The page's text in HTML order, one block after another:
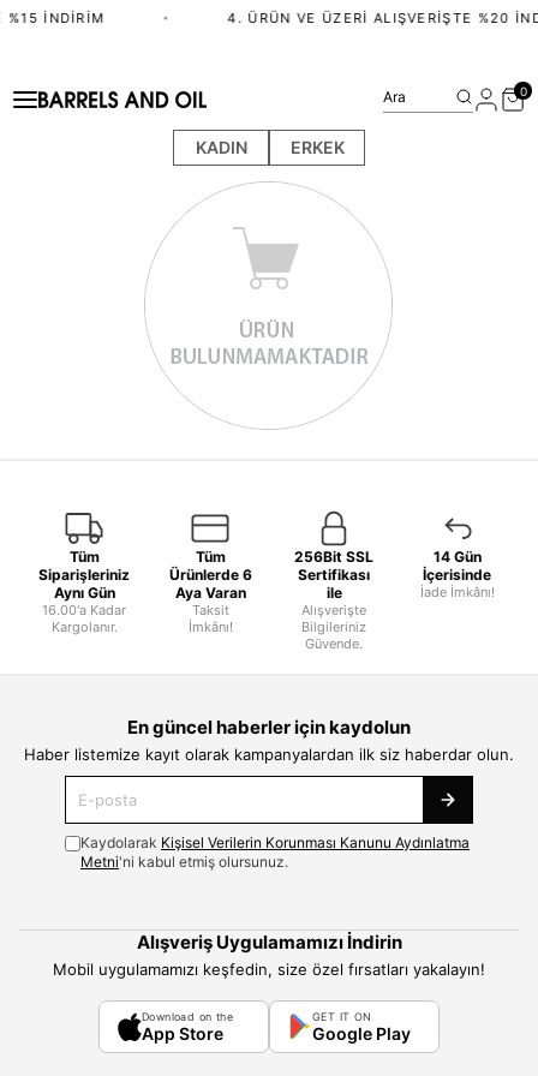
%15 İNDIRIM • 4. ÜRÜN VE ÜZERI ALIŞVERIŞTE %20
KADIN ERKEK
Ara 0
Tüm
Siparişleriniz
Aynı Gün
16.00'a Kadar
Kargolanır.
Tüm
Ürünlerde 6
Aya Varan
Taksit
İmkânı!
256Bit SSL
Sertifikası
ile
Alışverişte
Bilgileriniz
Güvende.
14 Gün
İçerisinde
İade İmkânı!
En güncel haberler için kaydolun
Haber listemize kayıt olarak kampanyalardan ilk siz haberdar olun.
Kaydolarak Kişisel Verilerin Korunması Kanunu Aydınlatma
Metni'ni kabul etmiş olursunuz.
Alışveriş Uygulamamızı İndirin
Mobil uygulamamızı keşfedin, size özel fırsatları yakalayın!
Download on the
App Store
GET IT ON
Google Play